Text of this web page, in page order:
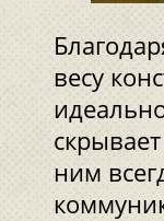
весу
ним